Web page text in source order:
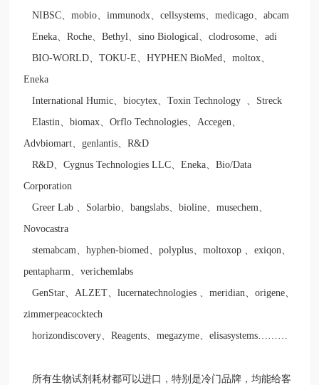
NIBSC 、mobio 、immunodx 、cellsystems 、medicago 、abcam
Eneka 、Roche 、Bethyl 、sino Biological 、clodrosome 、adi
BIO-WORLD 、TOKU-E 、HYPHEN BioMed 、moltox
Eneka
International Humic 、biocytex 、Toxin Technology
Streck
Elastin 、biomax 、Orflo Technologies Accegen
Advbiomart 、genlantis 、R&D
R&D 、Cygnus Technologies LLC 、Eneka 、Bio/Data
Corporation
Greer Lab
Solarbio 、bangslabs 、bioline 、musechem
Novocastra
stemabcam 、hyphen-biomed 、polyplus 、moltoxop 、exiqon
pentapharm 、verichemlabs
GenStar
ALZET 、lucernatechnologies 、meridian 、origene
zimmerpeacocktech
horizondiscovery 、Reagents 、megazyme 、elisasystems………
所有生物试剂耗材都可以进口，特别是冷门品牌，均能给客